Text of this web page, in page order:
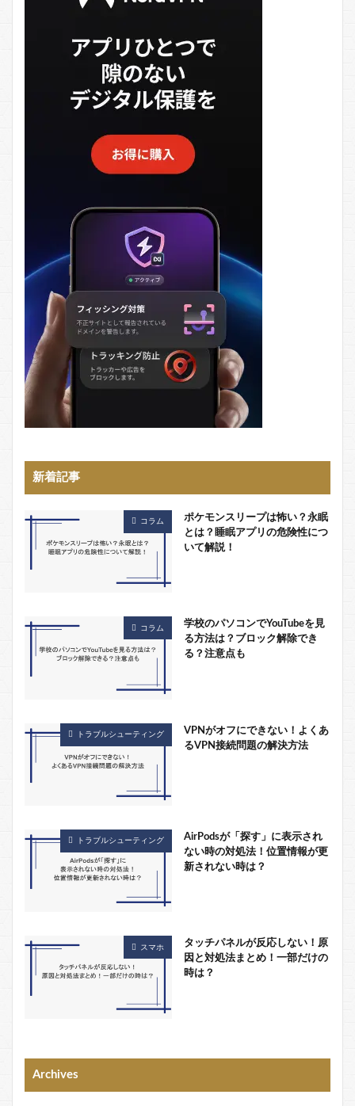
新着記事
コラム
ポケモンスリープは怖い？永眠
とは？睡眠アプリの危険性につ
いて解説！
コラム
学校のパソコンでYouTubeを見
る方法は？ブロック解除でき
る？注意点も
トラブルシューティング
VPNがオフにできない！よくあ
るVPN接続問題の解決方法
トラブルシューティング
AirPodsが「探す」に表示され
ない時の対処法！位置情報が更
新されない時は？
スマホ
タッチパネルが反応しない！原
因と対処法まとめ！一部だけの
時は？
Archives